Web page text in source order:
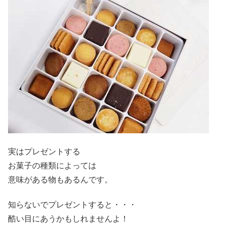
実はプレゼントする
お菓子の種類によっては
意味がある物もあるんです。
知らないでプレゼントすると・・・
酷い目にあうかもしれませんよ！